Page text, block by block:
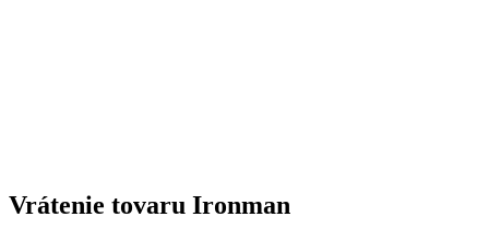
Vrátenie tovaru Ironman